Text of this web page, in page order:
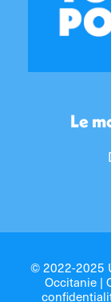
Le
© 2022-2025
Occitanie |